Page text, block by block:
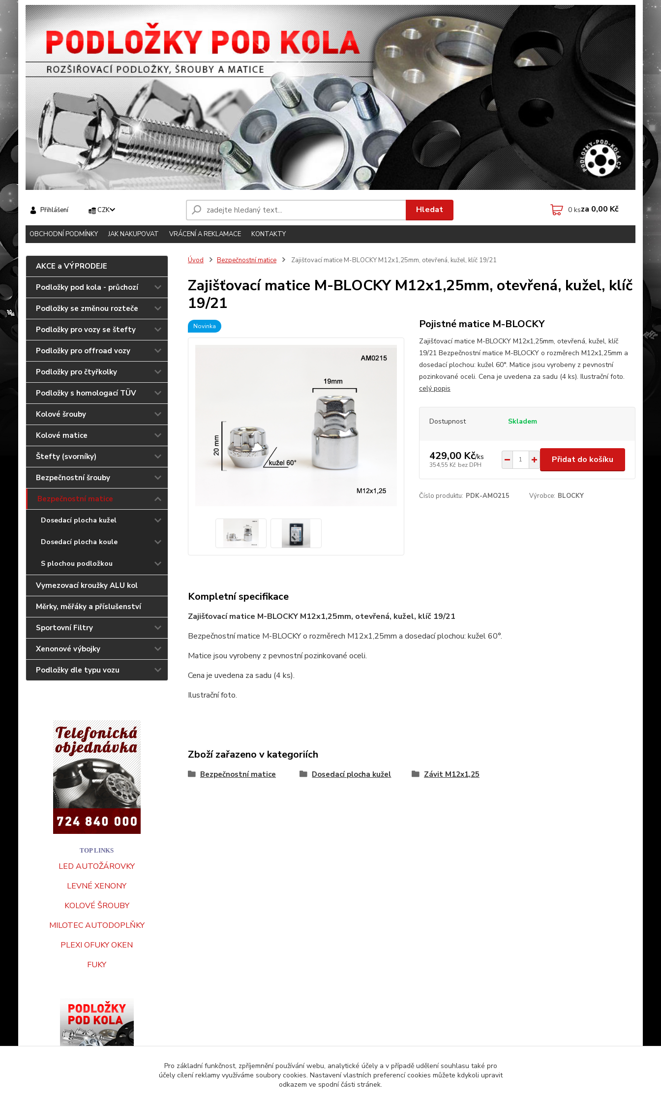
OBCHODNÍ PODMÍNKY JAK NAKUPOVAT VRÁCENÍ A REKLAMACE KONTAKTY
CZK
Přihlášení Hledat 0ksza 0,00 Kč
AKCE a VÝPRODEJE
Podložky pod kola - průchozí
Podložky se změnou rozteče
Podložky pro vozy se štefty
Podložky pro offroad vozy
Podložky pro čtyřkolky
Podložky s homologací TÜV
Kolové šrouby
Kolové matice
Štefty (svorníky)
Bezpečnostní šrouby
Bezpečnostní matice
Dosedací plocha kužel
Dosedací plocha koule
S plochou podložkou
Vymezovací kroužky ALU kol
Měrky, měřáky a příslušenství
Sportovní Filtry
Xenonové výbojky
Podložky dle typu vozu
TOP LINKS
LED AUTOŽÁROVKY
LEVNÉ XENONY
KOLOVÉ ŠROUBY
MILOTEC AUTODOPLŇKY
PLEXI OFUKY OKEN
FUKY
Úvod Bezpečnostní matice Zajišťovací matice M-BLOCKY M12x1,25mm, otevřená, kužel, klíč 19/21
Zajišťovací matice M-BLOCKY M12x1,25mm, otevřená, kužel, klíč
19/21
Novinka Pojistné matice M-BLOCKY
Zajišťovací matice M-BLOCKY M12x1,25mm, otevřená, kužel, klíč
19/21 Bezpečnostní matice M-BLOCKY o rozměrech M12x1,25mm a
dosedací plochou: kužel 60°. Matice jsou vyrobeny z pevnostní
pozinkované oceli. Cena je uvedena za sadu (4 ks). Ilustrační foto.
celý popis
Dostupnost Skladem
429,00 Kč/ks
354,55 Kč bez DPH
Přidat do košíku
Číslo produktu: PDK-AMO215 Výrobce: BLOCKY
Kompletní specifikace
Zajišťovací matice M-BLOCKY M12x1,25mm, otevřená, kužel, klíč 19/21
Bezpečnostní matice M-BLOCKY o rozměrech M12x1,25mm a dosedací plochou: kužel 60°.
Matice jsou vyrobeny z pevnostní pozinkované oceli.
Cena je uvedena za sadu (4 ks).
Ilustrační foto.
Zboží zařazeno v kategoriích
Bezpečnostní matice Dosedací plocha kužel Závit M12x1,25
Pro základní funkčnost, zpříjemnění používání webu, analytické účely a v případě udělení souhlasu také pro
účely cílení reklamy využíváme soubory cookies. Nastavení vlastních preferencí cookies můžete kdykoli upravit
odkazem ve spodní části stránek.